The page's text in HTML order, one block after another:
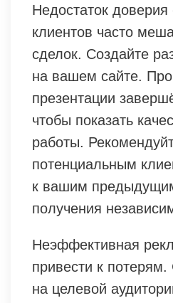
Недостаток доверия
клиентов часто
сделок. Создайте
на вашем сайте.
презентации
чтобы показать
работы.
потенциальным
к вашим
получения
Неэффективная
привести к
на целевой